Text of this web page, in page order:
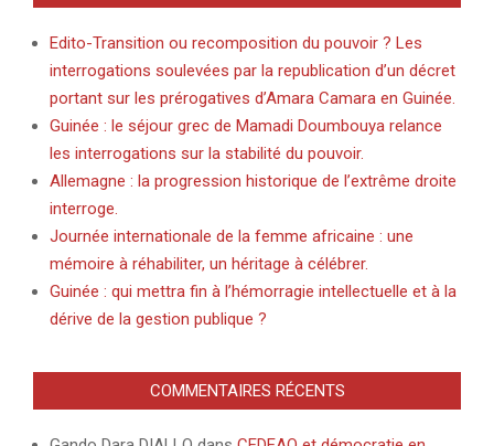
Edito-Transition ou recomposition du pouvoir ? Les
interrogations soulevées par la republication d’un décret
portant sur les prérogatives d’Amara Camara en Guinée.
Guinée : le séjour grec de Mamadi Doumbouya relance
les interrogations sur la stabilité du pouvoir.
Allemagne : la progression historique de l’extrême droite
interroge.
Journée internationale de la femme africaine : une
mémoire à réhabiliter, un héritage à célébrer.
Guinée : qui mettra fin à l’hémorragie intellectuelle et à la
dérive de la gestion publique ?
COMMENTAIRES RÉCENTS